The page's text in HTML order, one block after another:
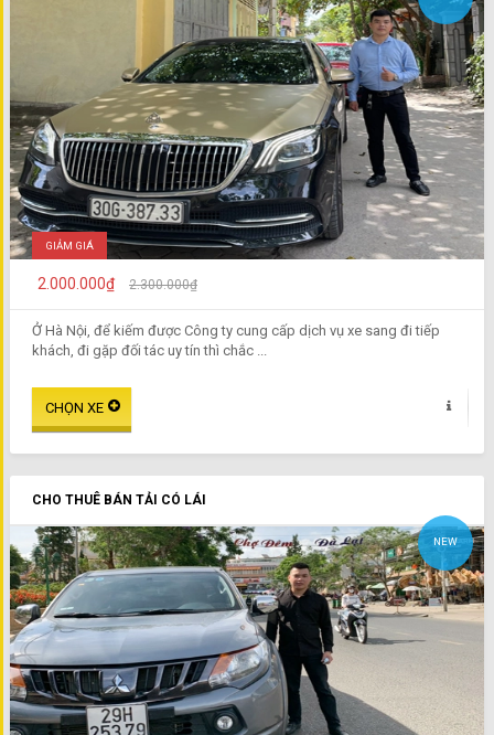
GIẢM GIÁ
2.000.000₫ 2.300.000₫
Ở Hà Nội, để kiếm được Công ty cung cấp dịch vụ xe sang đi tiếp
khách, đi gặp đối tác uy tín thì chắc ...
CHO THUÊ BÁN TẢI CÓ LÁI
NEW